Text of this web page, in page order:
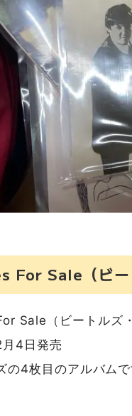
For Sale（ビー
Sale（ビートルズ
4日発売
の4枚目のアルバムで